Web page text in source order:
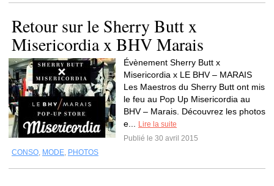
Retour sur le Sherry Butt x
Misericordia x BHV Marais
Évènement Sherry Butt x
Misericordia x LE BHV – MARAIS
Les Maestros du Sherry Butt ont mis
le feu au Pop Up Misericordia au
BHV – Marais. Découvrez les photos
e...
Lire la suite
Publié le 30 avril 2015
CONSO, MODE, PHOTOS